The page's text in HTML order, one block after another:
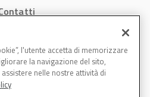
Cookies
l'utente accetta di memorizzare
la navigazione del sito,
nelle nostre attività di